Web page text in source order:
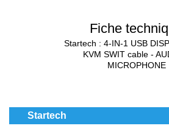
Fiche
Startech : 4-IN-1 USB
KVM SWIT cable -
MICROPHONE
Startech